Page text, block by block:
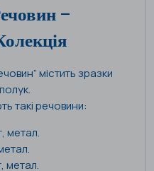
–
містить зразки
такі речовини:
метал.
метал.